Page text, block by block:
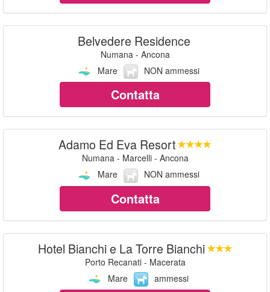
Belvedere Residence
Numana - Ancona
Mare
NON ammessi
Contatta
Adamo Ed Eva Resort
Numana - Marcelli - Ancona
Mare
NON ammessi
Contatta
Hotel Bianchi e La Torre Bianchi
Porto Recanati - Macerata
Mare
ammessi